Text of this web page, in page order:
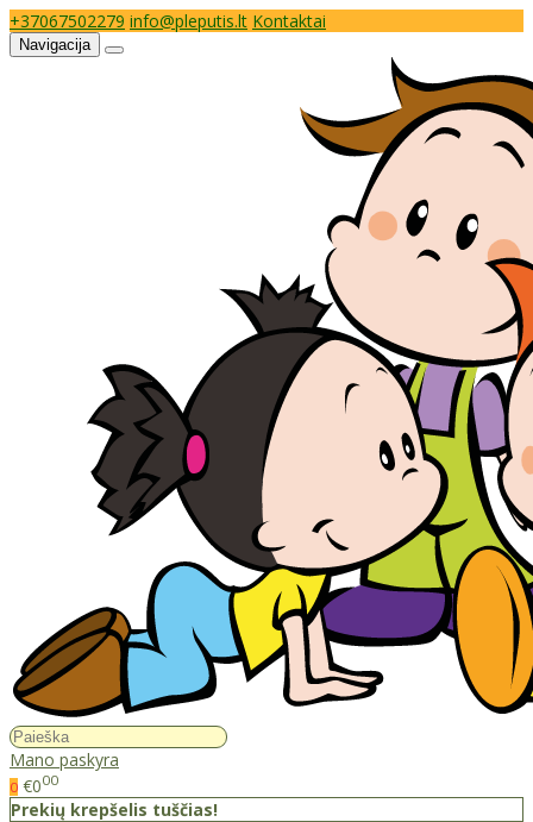
+37067502279 info@pleputis.lt Kontaktai
Navigacija
Mano paskyra
0 €000
Prekių krepšelis tuščias!